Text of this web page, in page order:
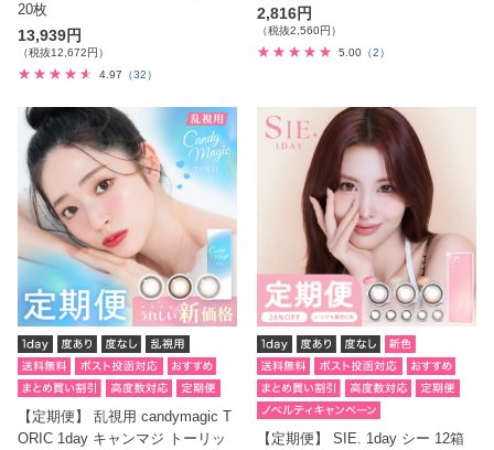
20枚
13,939円
（税抜12,672円）
4.97 （32）
2,816円
（税抜2,560円）
5.00 （2）
【定期便】 乱視用 candymagic T
ORIC 1day キャンマジ トーリッ
【定期便】 SIE. 1day シー 12箱